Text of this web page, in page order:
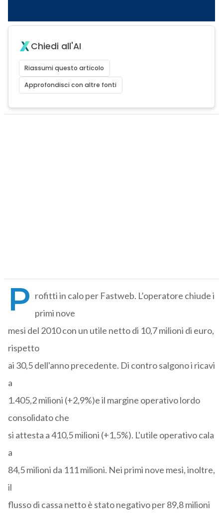
Chiedi all'AI
Riassumi questo articolo
Approfondisci con altre fonti
P rofitti in calo per Fastweb. L’operatore chiude i
primi nove
mesi del 2010 con un utile netto di 10,7 milioni di euro,
rispetto
ai 30,5 dell'anno precedente. Di contro salgono i ricavi
a
1.405,2 milioni (+2,9%)e il margine operativo lordo
consolidato che
si attesta a 410,5 milioni (+1,5%). L'utile operativo cala
a
84,5 milioni da 111 milioni. Nei primi nove mesi, inoltre,
il
flusso di cassa netto è stato negativo per 89,8 milioni